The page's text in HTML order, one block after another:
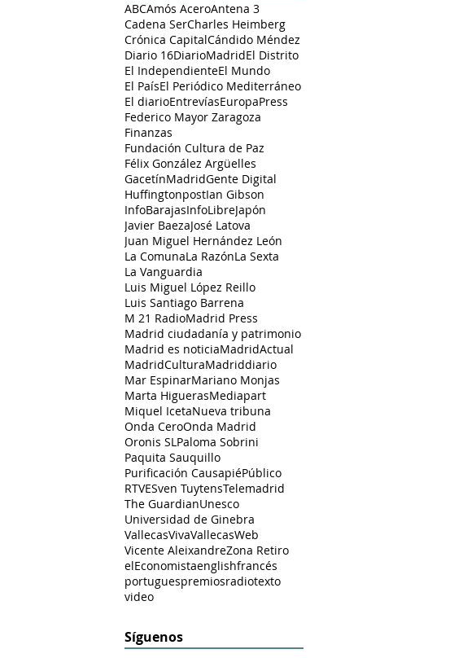
ABCAmós AceroAntena 3
Cadena SerCharles Heimberg
Crónica CapitalCándido Méndez
Diario 16DiarioMadridEl Distrito
El IndependienteEl Mundo
El PaísEl Periódico Mediterráneo
El diarioEntrevíasEuropaPress
Federico Mayor Zaragoza
Finanzas
Fundación Cultura de Paz
Félix González Argüelles
GacetínMadridGente Digital
HuffingtonpostIan Gibson
InfoBarajasInfoLibreJapón
Javier BaezaJosé Latova
Juan Miguel Hernández León
La ComunaLa RazónLa Sexta
La Vanguardia
Luis Miguel López Reillo
Luis Santiago Barrena
M 21 RadioMadrid Press
Madrid ciudadanía y patrimonio
Madrid es noticiaMadridActual
MadridCulturaMadriddiario
Mar EspinarMariano Monjas
Marta HiguerasMediapart
Miquel IcetaNueva tribuna
Onda CeroOnda Madrid
Oronis SLPaloma Sobrini
Paquita Sauquillo
Purificación CausapiéPúblico
RTVESven TuytensTelemadrid
The GuardianUnesco
Universidad de Ginebra
VallecasVivaVallecasWeb
Vicente AleixandreZona Retiro
elEconomistaenglishfrancés
portuguespremiosradiotexto
video
Síguenos